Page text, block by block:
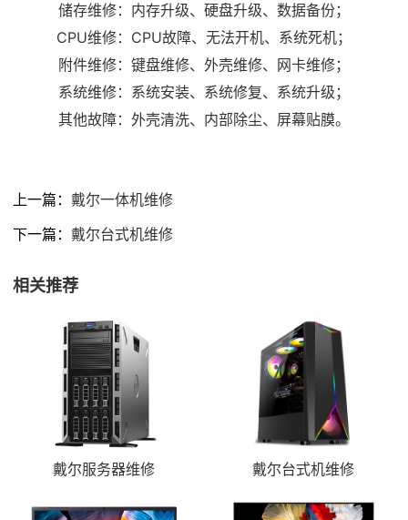
储存维修：内存升级、硬盘升级、数据备份；
CPU维修：CPU故障、无法开机、系统死机；
附件维修：键盘维修、外壳维修、网卡维修；
系统维修：系统安装、系统修复、系统升级；
其他故障：外壳清洗、内部除尘、屏幕贴膜。
上一篇： 戴尔一体机维修
下一篇： 戴尔台式机维修
相关推荐
戴尔服务器维修 戴尔台式机维修